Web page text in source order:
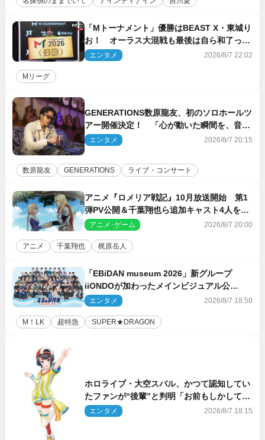
「Mトーナメント」優勝はBEAST X・東城り
お！ オーラス大混戦も最後は自ら和了って
幕引き
エンタメ 2026/8/7 22:02
Mリーグ
GENERATIONS数原龍友、初のソロホールツ
アー開催決定！ 「心が動いた瞬間を、音に
乗せてお届けできれば」
エンタメ 2026/8/7 20:15
数原龍友 GENERATIONS ライブ・コンサート
アニメ『ロメリア戦記』10月放送開始 第1
弾PV公開＆千葉翔也ら追加キャスト4人を発
表アニメ･ゲーム 2026/8/7 20:00
アニメ 千葉翔也 梶原岳人
「EBiDAN museum 2026」新グループ
iiONDOが加わったメインビジュアル公
開！ 開催記念グッズラインナップも
エンタメ 2026/8/7 18:50
M！LK 超特急 SUPER★DRAGON
ホロライブ・大空スバル、かつて認知してい
たファンが“後輩”と判明「お前もしかしてあ
のときの？」
エンタメ 2026/8/7 18:15